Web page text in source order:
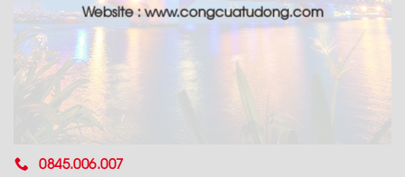
Website : www.congcuatudong.com
0845.006.007